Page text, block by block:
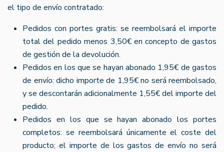
el tipo de envío contratado:
Pedidos con portes gratis: se reembolsará el importe
total del pedido menos 3,50€ en concepto de gastos
de gestión de la devolución.
Pedidos en los que se hayan abonado 1,95€ de gastos
de envío: dicho importe de 1,95€ no será reembolsado,
y se descontarán adicionalmente 1,55€ del importe del
pedido.
Pedidos en los que se hayan abonado los portes
completos: se reembolsará únicamente el coste del
producto; el importe de los gastos de envío no será